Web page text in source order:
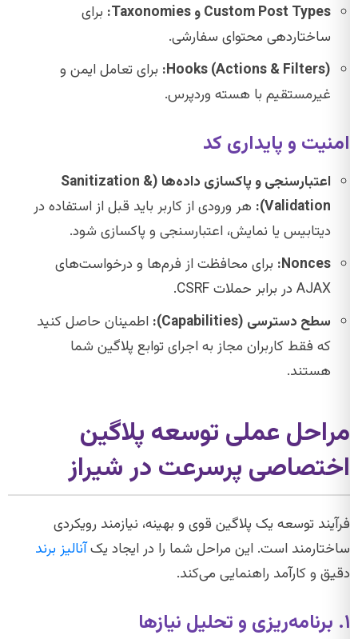
Custom Post Types و Taxonomies:
برای
ساختاردهی محتوای سفارشی.
Hooks (Actions & Filters): برای تعامل ایمن و
غیرمستقیم با هسته وردپرس.
امنیت و پایداری کد
اعتبارسنجی و پاکسازی داده‌ها (Sanitization &
Validation):
هر ورودی از کاربر باید قبل از استفاده در
دیتابیس یا نمایش، اعتبارسنجی و پاکسازی شود.
Nonces: برای محافظت از فرم‌ها و درخواست‌های
AJAX در برابر حملات CSRF.
سطح دسترسی (Capabilities):
اطمینان حاصل کنید
که فقط کاربران مجاز به اجرای توابع پلاگین شما
هستند.
مراحل عملی توسعه پلاگین
اختصاصی پرسرعت در شیراز
فرآیند توسعه یک پلاگین قوی و بهینه، نیازمند رویکردی
ساختارمند است. این مراحل شما را در ایجاد یکآنالیز برند
دقیق و کارآمد راهنمایی می‌کند.
۱. برنامه‌ریزی و تحلیل نیازها